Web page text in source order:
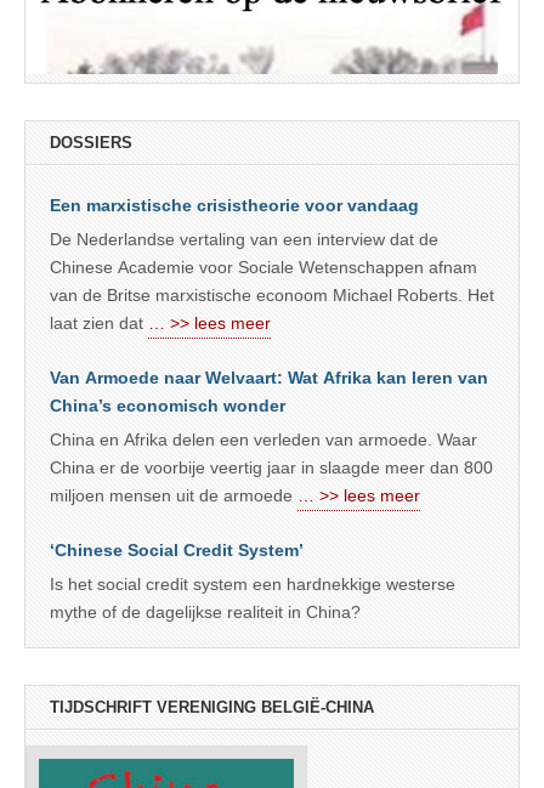
DOSSIERS
Een marxistische crisistheorie voor vandaag
De Nederlandse vertaling van een interview dat de
Chinese Academie voor Sociale Wetenschappen afnam
van de Britse marxistische econoom Michael Roberts. Het
laat zien dat
… >> lees meer
Van Armoede naar Welvaart: Wat Afrika kan leren van
China’s economisch wonder
China en Afrika delen een verleden van armoede. Waar
China er de voorbije veertig jaar in slaagde meer dan 800
miljoen mensen uit de armoede
… >> lees meer
‘Chinese Social Credit System’
Is het social credit system een hardnekkige westerse
mythe of de dagelijkse realiteit in China?
TIJDSCHRIFT VERENIGING BELGIË-CHINA